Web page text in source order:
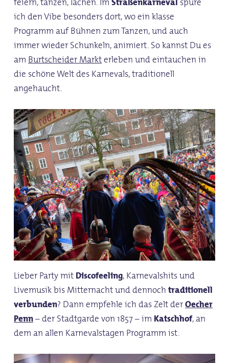
ich den Vibe besonders dort, wo ein klasse
Programm auf Bühnen zum Tanzen, und auch
immer wieder Schunkeln, animiert. So kannst Du es
amBurtscheider Markterleben und eintauchen in
die schöne Welt des Karnevals, traditionell
angehaucht.
Lieber Party mitDiscofeeling, Karnevalshits und
Livemusik bis Mitternacht und dennochtraditionell
verbunden? Dann empfehle ich das Zelt derOecher
Penn– der Stadtgarde von 1857 – im Katschhof, an
dem an allen Karnevalstagen Programm ist.